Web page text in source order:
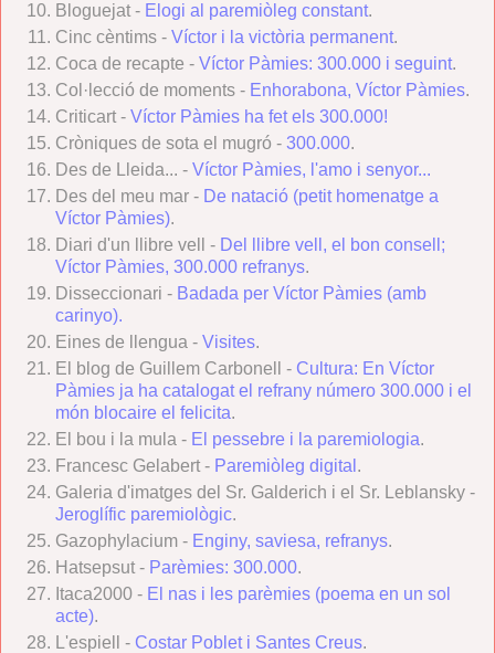
Bloguejat - Elogi al paremiòleg constant.
Cinc cèntims - Víctor i la victòria permanent.
Coca de recapte - Víctor Pàmies: 300.000 i seguint.
Col·lecció de moments - Enhorabona, Víctor Pàmies.
Criticart - Víctor Pàmies ha fet els 300.000!
Cròniques de sota el mugró - 300.000.
Des de Lleida... - Víctor Pàmies, l'amo i senyor...
Des del meu mar - De natació (petit homenatge a
Víctor Pàmies).
Diari d'un llibre vell - Del llibre vell, el bon consell;
Víctor Pàmies, 300.000 refranys.
Disseccionari - Badada per Víctor Pàmies (amb
carinyo).
Eines de llengua - Visites.
El blog de Guillem Carbonell - Cultura: En Víctor
Pàmies ja ha catalogat el refrany número 300.000 i el
món blocaire el felicita.
El bou i la mula - El pessebre i la paremiologia.
Francesc Gelabert - Paremiòleg digital .
Galeria d'imatges del Sr. Galderich i el Sr. Leblansky -
Jeroglífic paremiològic.
Gazophylacium - Enginy, saviesa, refranys.
Hatsepsut - Parèmies: 300.000.
Itaca2000 - El nas i les parèmies (poema en un sol
acte).
L'espiell - Costar Poblet i Santes Creus.